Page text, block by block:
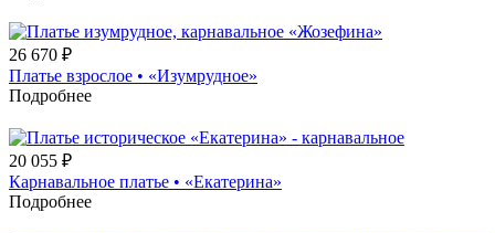
26 670 ₽
Платье взрослое • «Изумрудное»
Подробнее
20 055 ₽
Карнавальное платье • «Екатерина»
Подробнее